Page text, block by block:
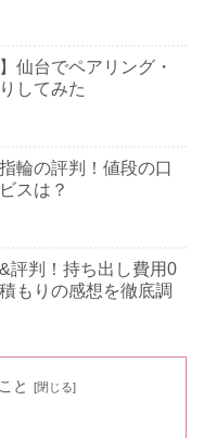
仙台でペアリング・
してみた
輪の評判！値段の口
スは？
評判！持ち出し費用0
もりの感想を徹底調
も
と